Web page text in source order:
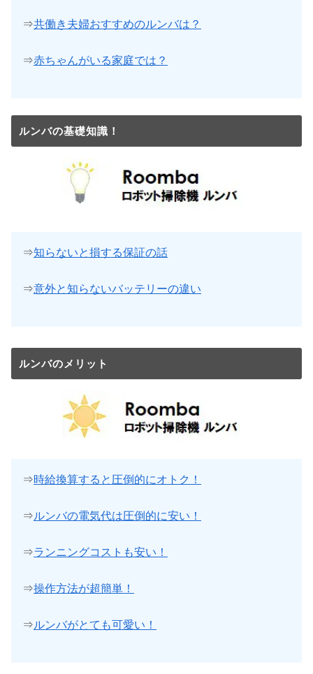
⇒共働き夫婦おすすめのルンバは？
⇒赤ちゃんがいる家庭では？
ルンバの基礎知識！
⇒知らないと損する保証の話
⇒意外と知らないバッテリーの違い
ルンバのメリット
⇒時給換算すると圧倒的にオトク！
⇒ルンバの電気代は圧倒的に安い！
⇒ランニングコストも安い！
⇒操作方法が超簡単！
⇒ルンバがとても可愛い！